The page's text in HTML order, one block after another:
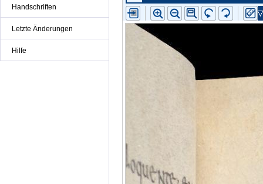
Handschriften
Letzte Änderungen
Hilfe